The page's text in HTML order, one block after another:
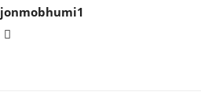
jonmobhumi1